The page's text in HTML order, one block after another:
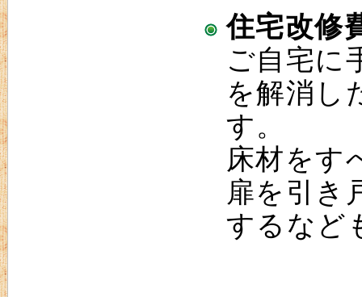
住宅改修
ご自宅に
を解消し
す。
床材をす
扉を引き
するなど